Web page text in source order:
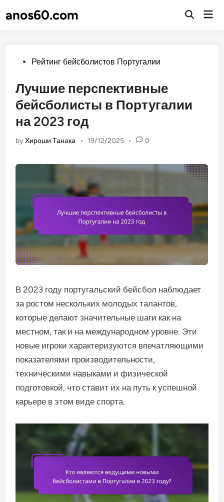
toanos60.com
Open
PostedРейтинг бейсболистов Португалии
Лучшие перспективные
бейсболисты в Португалии
на 2023 год
byХироши Танака • 19/12/2025 • 0
В 2023 году португальский бейсбол наблюдает
за ростом нескольких молодых талантов,
которые делают значительные шаги как на
местном, так и на международном уровне. Эти
новые игроки характеризуются впечатляющими
показателями производительности,
техническими навыками и физической
подготовкой, что ставит их на путь к успешной
карьере в этом виде спорта.